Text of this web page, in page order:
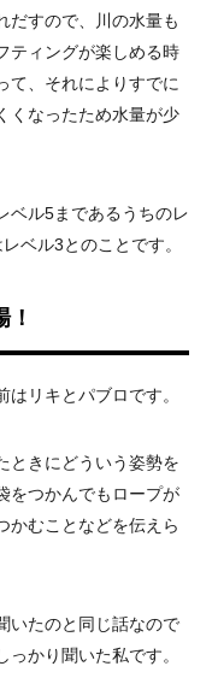
だすので、川の水量も
ティングが楽しめる時
て、それによりすでに
くなったため水量が少
ベル5まであるうちのレ
ベル3とのことです。
リキとパブロです。
ときにどういう姿勢を
をつかんでもロープが
かむことなどを伝えら
いたのと同じ話なので
かり聞いた私です。